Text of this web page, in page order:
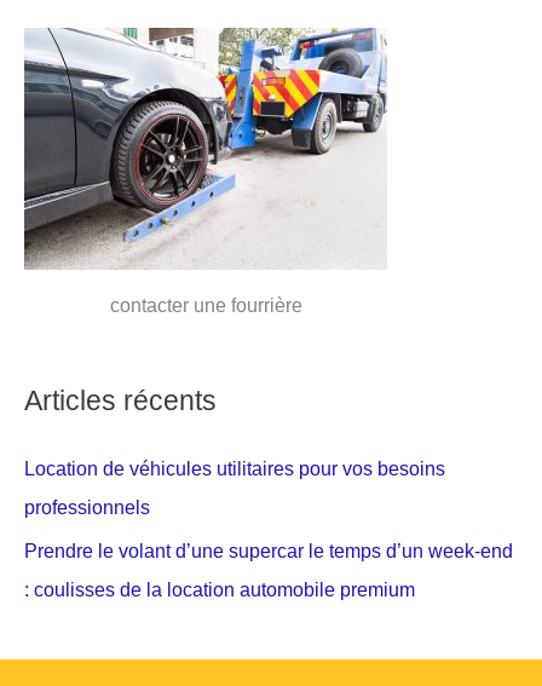
contacter une fourrière
Articles récents
Location de véhicules utilitaires pour vos besoins
professionnels
Prendre le volant d’une supercar le temps d’un week-end
: coulisses de la location automobile premium